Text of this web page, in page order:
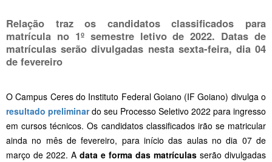
Relação traz os candidatos classificados para
matrícula no 1º semestre letivo de 2022. Datas de
matrículas serão divulgadas nesta sexta-feira, dia 04
de fevereiro
O Campus Ceres do Instituto Federal Goiano (IF Goiano) divulga o
resultado preliminardo seu Processo Seletivo 2022 para ingresso
em cursos técnicos. Os candidatos classificados irão se matricular
ainda no mês de fevereiro, para início das aulas no dia 07 de
março de 2022. A data e forma das matrículas serão divulgadas